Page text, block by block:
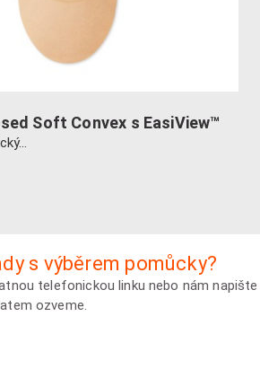
Soft Convex s EasiView™
s výběrem pomůcky?
telefonickou linku nebo nám napište
ozveme.